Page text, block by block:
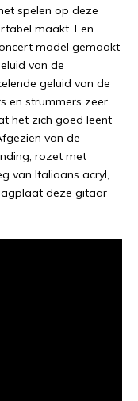
spelen op deze
maakt. Een
model gemaakt
van de
geluid van de
en strummers zeer
het zich goed leent
van de
rozet met
van Italiaans acryl,
deze gitaar